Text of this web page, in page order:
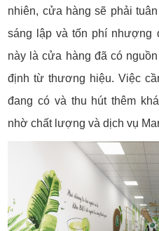
nhiên, cửa hàng sẽ phải
sáng lập và tốn phí nhượng
này là cửa hàng đã có
định từ thương hiệu. Việc
đang có và thu hút thêm
nhờ chất lượng và dịch vụ